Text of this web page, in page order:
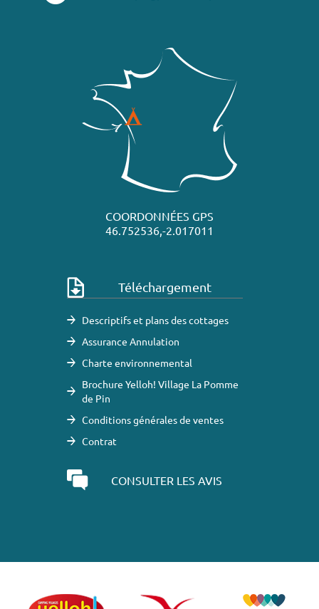
COORDONNÉES GPS
46.752536,-2.017011
Téléchargement
Descriptifs et plans des cottages
Assurance Annulation
Charte environnemental
Brochure Yelloh! Village La Pomme
de Pin
Conditions générales de ventes
Contrat
CONSULTER LES AVIS